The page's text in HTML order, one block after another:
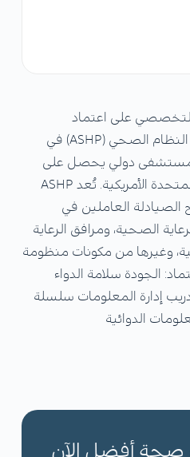
على اعتماد
الجمعية الأمريكية لصيادلة النظام الصحي (ASHP) في
ثاني مستشفى دولي يحصل على
هذا الاعتماد خارج الولايات المتحدة الأمريكية. تُعد ASHP
العاملين في
الصحية، ومرافق الرعاية
وغيرها من مكونات منظومة
الجودة سلامة الدواء
إدارة المعلومات سلسلة
الدوائية
صحة أفضل الآن